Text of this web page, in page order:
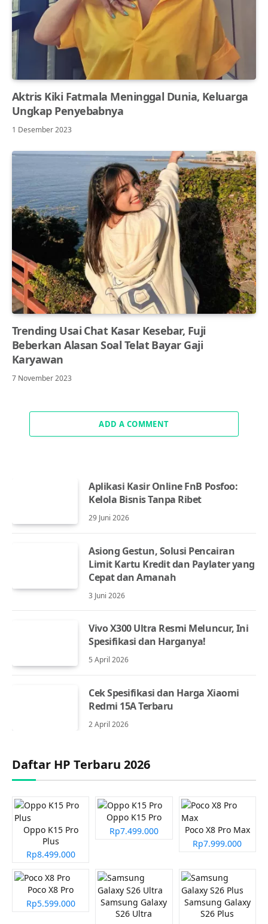
Aktris Kiki Fatmala Meninggal Dunia, Keluarga
Ungkap Penyebabnya
1 Desember 2023
Trending Usai Chat Kasar Kesebar, Fuji
Beberkan Alasan Soal Telat Bayar Gaji
Karyawan
7 November 2023
ADD A COMMENT
Aplikasi Kasir Online FnB Posfoo:
Kelola Bisnis Tanpa Ribet
29 Juni 2026
Asiong Gestun, Solusi Pencairan
Limit Kartu Kredit dan Paylater yang
Cepat dan Amanah
3 Juni 2026
Vivo X300 Ultra Resmi Meluncur, Ini
Spesifikasi dan Harganya!
5 April 2026
Cek Spesifikasi dan Harga Xiaomi
Redmi 15A Terbaru
2 April 2026
Daftar HP Terbaru 2026
Oppo K15 Pro
Plus
Rp8.499.000
Oppo K15 Pro
Rp7.499.000
Poco X8 Pro Max
Rp7.999.000
Poco X8 Pro
Rp5.599.000
Samsung Galaxy
S26 Ultra
Samsung Galaxy
S26 Plus